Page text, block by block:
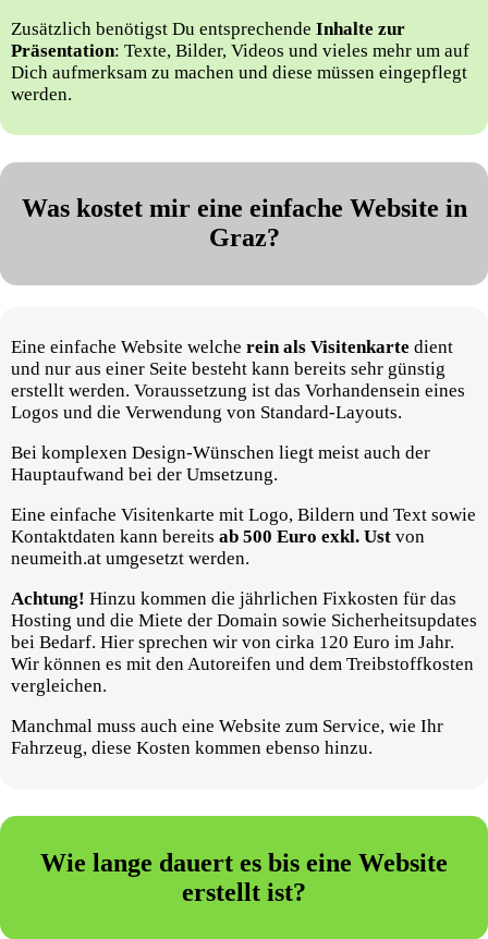
Zusätzlich benötigst Du entsprechende Inhalte zur
Präsentation: Texte, Bilder, Videos und vieles mehr um auf
Dich aufmerksam zu machen und diese müssen eingepflegt
werden.
Was kostet mir eine einfache Website in
Graz?
Eine einfache Website welche rein als Visitenkarte dient
und nur aus einer Seite besteht kann bereits sehr günstig
erstellt werden. Voraussetzung ist das Vorhandensein eines
Logos und die Verwendung von Standard-Layouts.
Bei komplexen Design-Wünschen liegt meist auch der
Hauptaufwand bei der Umsetzung.
Eine einfache Visitenkarte mit Logo, Bildern und Text sowie
Kontaktdaten kann bereits ab 500 Euro exkl. Ust von
neumeith.at umgesetzt werden.
Achtung! Hinzu kommen die jährlichen Fixkosten für das
Hosting und die Miete der Domain sowie Sicherheitsupdates
bei Bedarf. Hier sprechen wir von cirka 120 Euro im Jahr.
Wir können es mit den Autoreifen und dem Treibstoffkosten
vergleichen.
Manchmal muss auch eine Website zum Service, wie Ihr
Fahrzeug, diese Kosten kommen ebenso hinzu.
Wie lange dauert es bis eine Website
erstellt ist?